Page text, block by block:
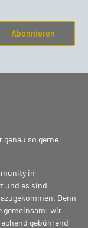
Abonnieren
so gerne
in
und es sind
Denn
gemeinsam: wir
gebührend